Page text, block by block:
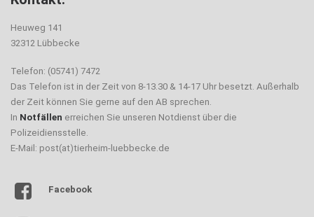
Heuweg 141
32312 Lübbecke
Telefon: (05741) 7472
Das Telefon ist in der Zeit von 8-13.30 & 14-17 Uhr besetzt. Außerhalb
der Zeit können Sie gerne auf den AB sprechen.
In Notfällen erreichen Sie unseren Notdienst über die
Polizeidiensstelle.
E-Mail: post(at)tierheim-luebbecke.de
Facebook